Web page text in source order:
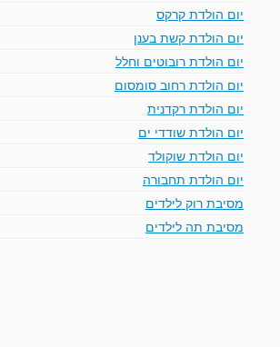
יום הולדת קרקס
יום הולדת קשת בענן
יום הולדת רובוטים וחלל
יום הולדת רחוב סומסום
יום הולדת רקדנית
יום הולדת שודדי ים
יום הולדת שוקולד
יום הולדת תחבורה
מסיבת רוק לילדים
מסיבת תה לילדים